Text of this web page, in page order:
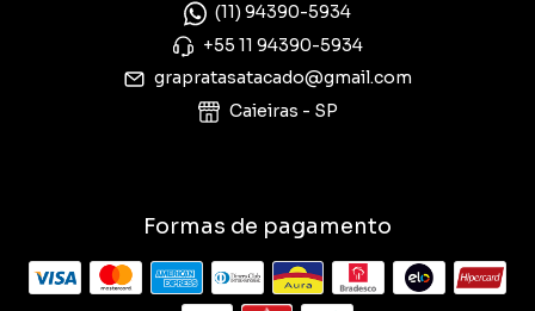
(11) 94390-5934
+55 11 94390-5934
grapratasatacado@gmail.com
Caieiras - SP
Formas de pagamento